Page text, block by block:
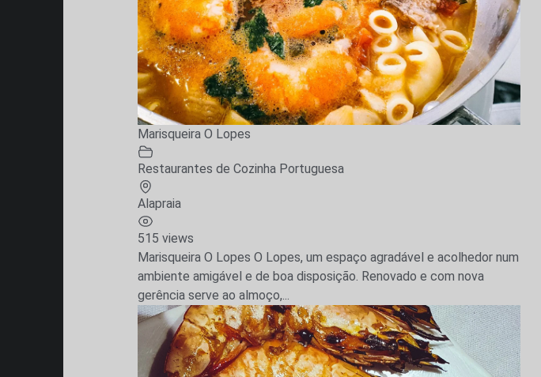
Marisqueira O Lopes
Restaurantes de Cozinha Portuguesa
Alapraia
515 views
Marisqueira O Lopes O Lopes, um espaço agradável e acolhedor num
ambiente amigável e de boa disposição. Renovado e com nova
gerência serve ao almoço,...